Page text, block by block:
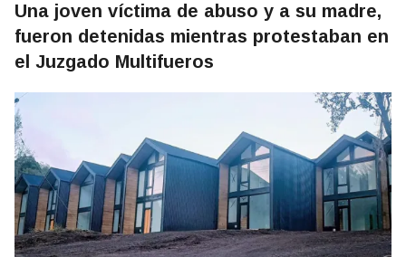
Una joven víctima de abuso y a su madre,
fueron detenidas mientras protestaban en
el Juzgado Multifueros